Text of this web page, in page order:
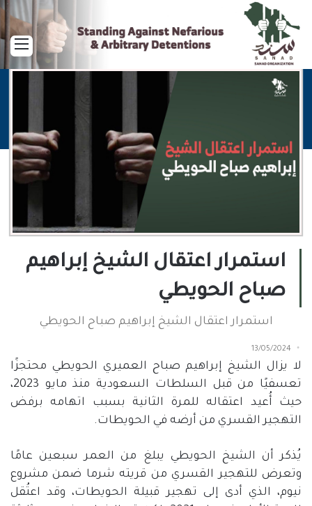
استمرار اعتقال الشيخ إبراهيم
صباح الحويطي
استمرار اعتقال الشيخ إبراهيم صباح الحويطي
13/05/2024
لا يزال الشيخ إبراهيم صباح العميري الحويطي محتجزًا
تعسفيًا من قبل السلطات السعودية منذ مايو
،
حيث أُعيد اعتقاله للمرة الثانية بسبب اتهامه برفض
التهجير القسري من أرضه في الحويطات.
يُذكر أن الشيخ الحويطي يبلغ من العمر سبعين عامًا
وتعرض للتهجير القسري من قريته شرما ضمن مشروع
نيوم، الذي أدى إلى تهجير قبيلة الحويطات، وقد اعتُقل